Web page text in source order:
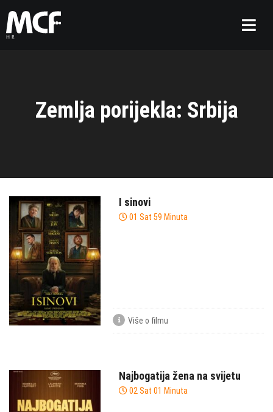
Zemlja porijekla: Srbija
I sinovi
01 Sat 59 Minuta
Više o filmu
Najbogatija žena na svijetu
02 Sat 01 Minuta